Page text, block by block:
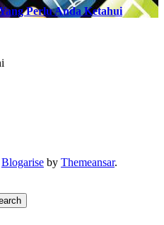
Perlu Anda Ketahui
Blogarise by Themeansar.